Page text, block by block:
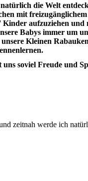
die Welt
mit freizugänglichem
aufzuziehen und
Babys immer um
Kleinen Rabauken
soviel Freude und
zeitnah werde ich